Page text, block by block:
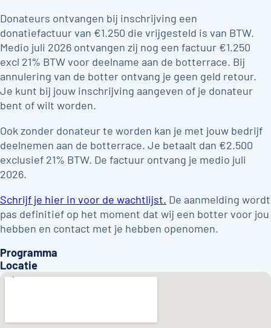
Donateurs ontvangen bij inschrijving een
donatiefactuur van €1.250 die vrijgesteld is van BTW.
Medio juli 2026 ontvangen zij nog een factuur €1.250
excl 21% BTW voor deelname aan de botterrace. Bij
annulering van de botter ontvang je geen geld retour.
Je kunt bij jouw inschrijving aangeven of je donateur
bent of wilt worden.
Ook zonder donateur te worden kan je met jouw bedrijf
deelnemen aan de botterrace. Je betaalt dan €2.500
exclusief 21% BTW. De factuur ontvang je medio juli
2026.
Schrijf je hier in voor de wachtlijst. De aanmelding wordt
pas definitief op het moment dat wij een botter voor jou
hebben en contact met je hebben openomen.
Programma
Locatie